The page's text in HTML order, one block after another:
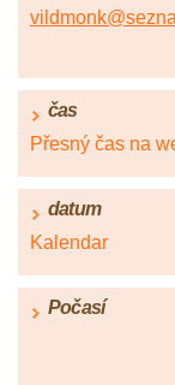
čas
Přesný čas na
datum
Kalendar
Počasí